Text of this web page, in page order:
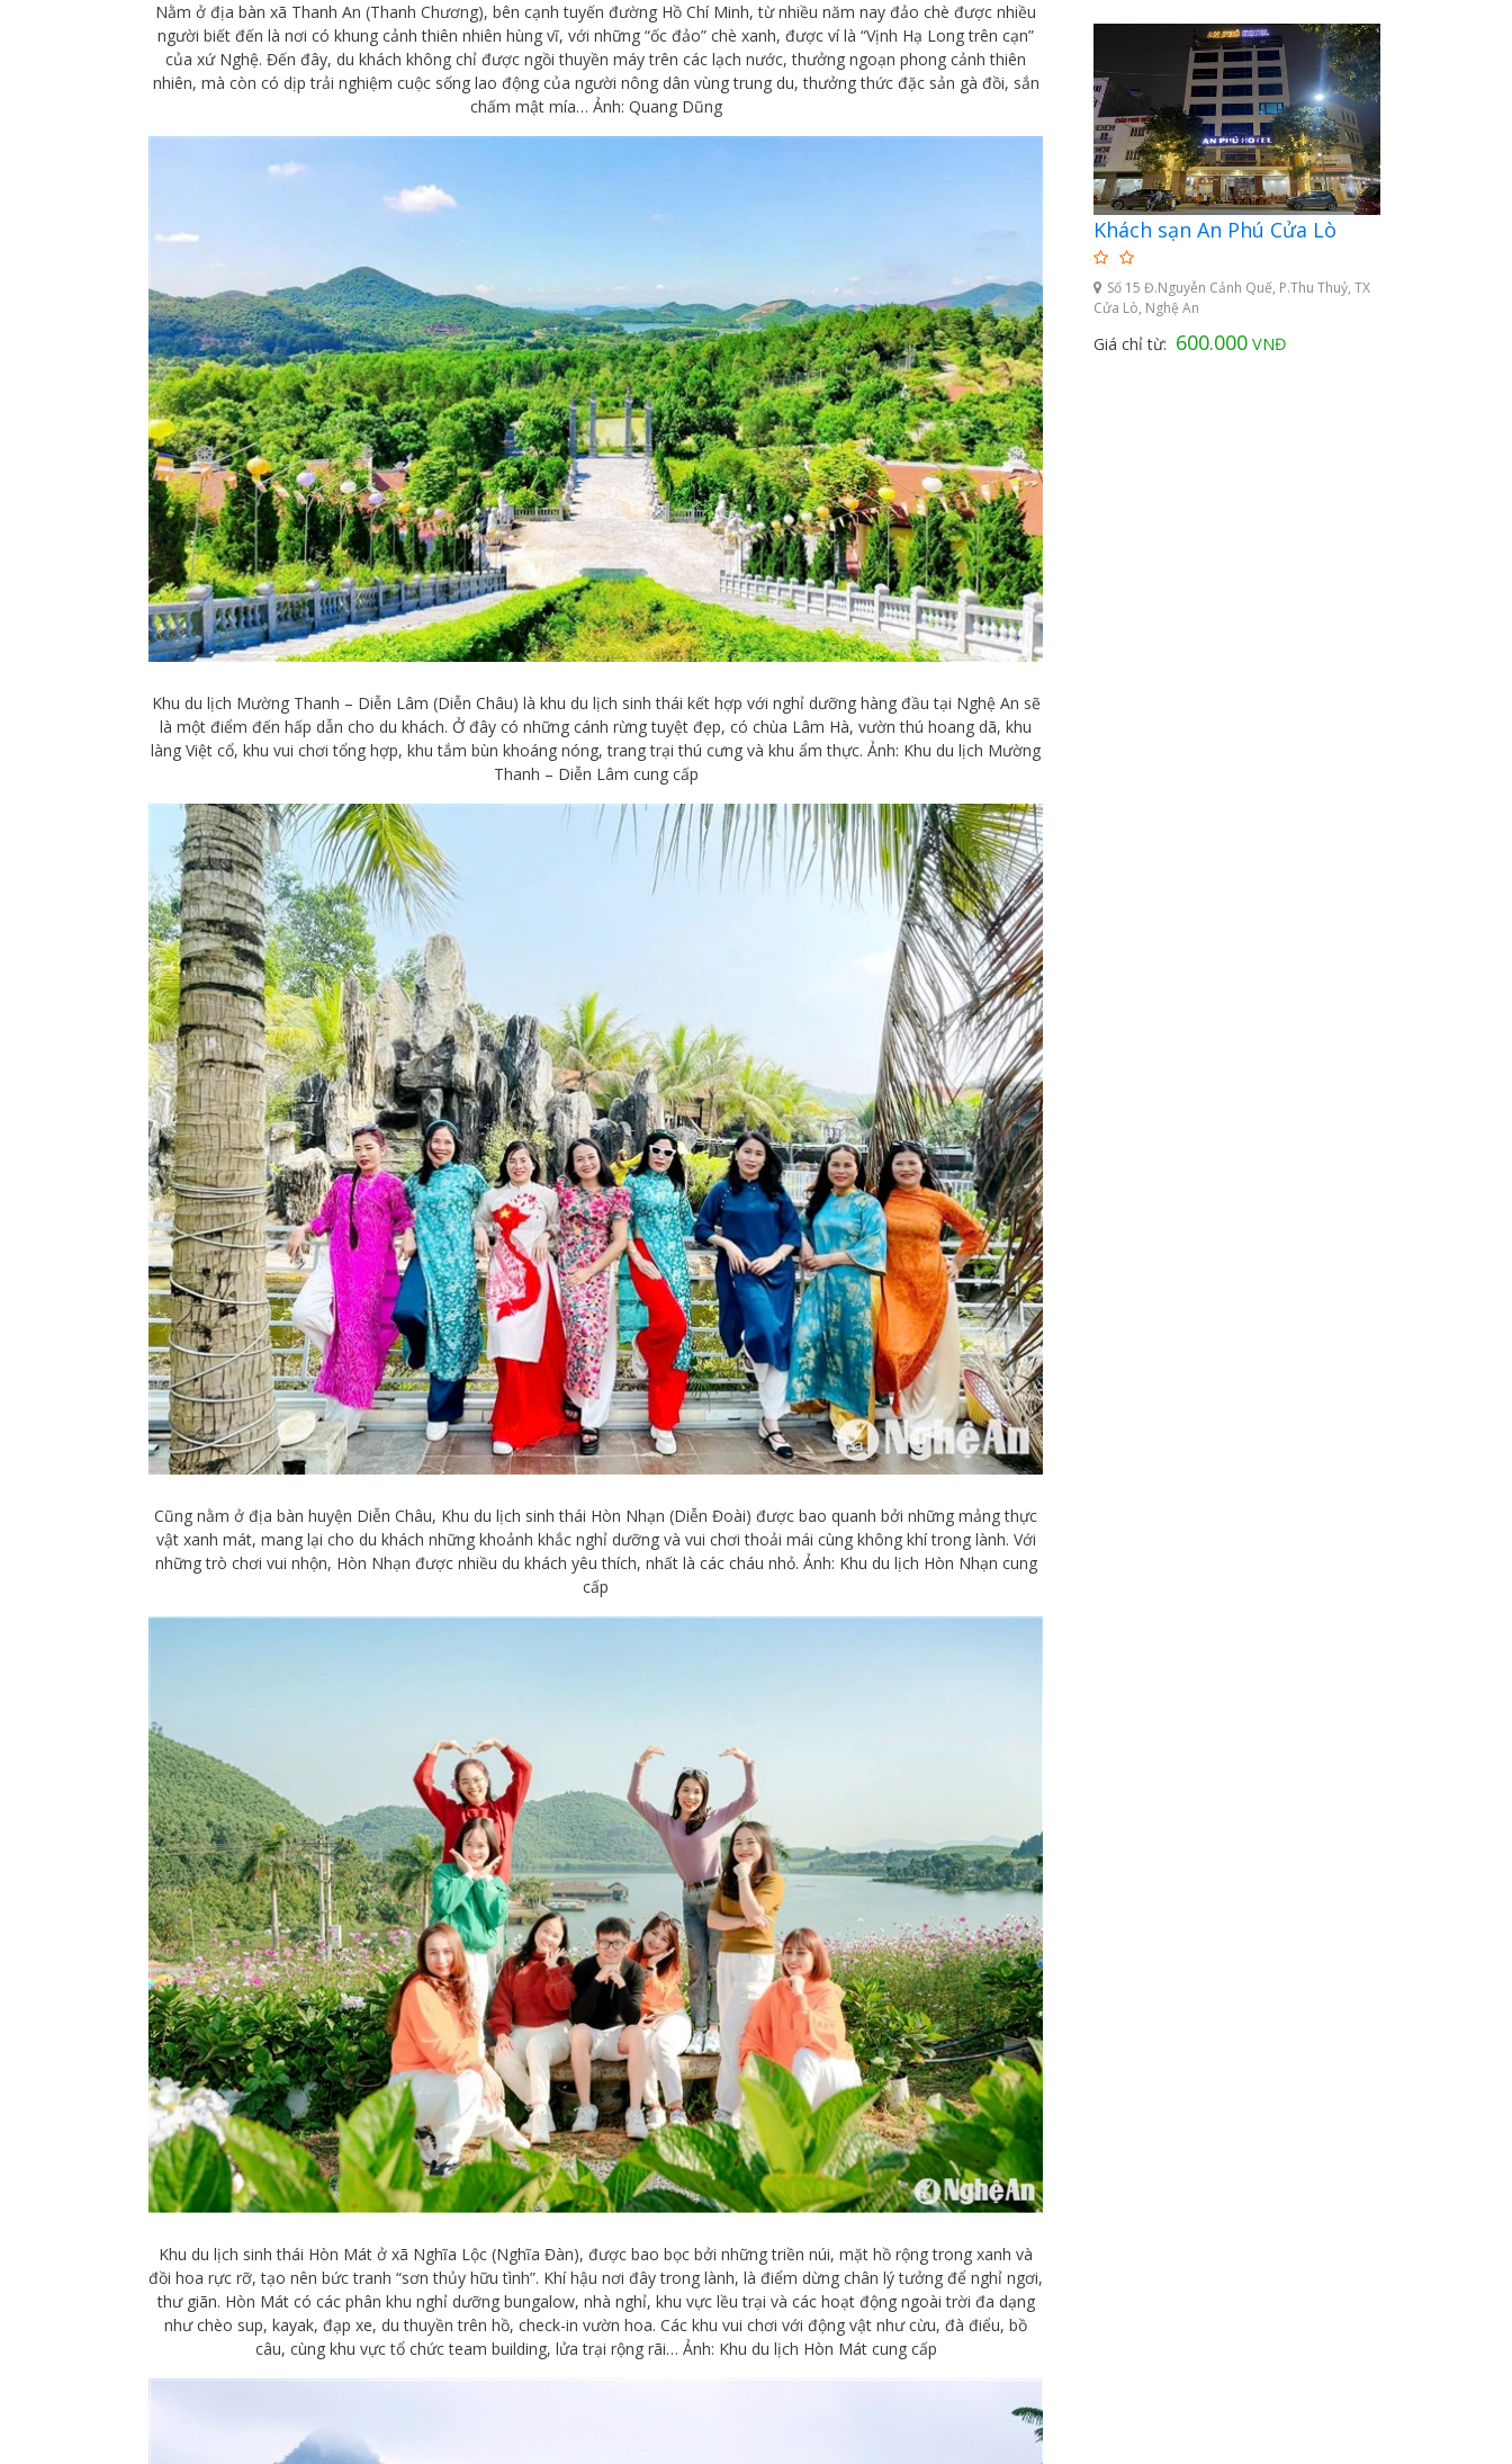
Nằm ở địa bàn xã Thanh An (Thanh Chương), bên cạnh tuyến đường Hồ Chí Minh, từ nhiều năm nay đảo chè được nhiều
người biết đến là nơi có khung cảnh thiên nhiên hùng vĩ, với những “ốc đảo” chè xanh, được ví là “Vịnh Hạ Long trên cạn”
của xứ Nghệ. Đến đây, du khách không chỉ được ngồi thuyền máy trên các lạch nước, thưởng ngoạn phong cảnh thiên
nhiên, mà còn có dịp trải nghiệm cuộc sống lao động của người nông dân vùng trung du, thưởng thức đặc sản gà đồi, sắn
chấm mật mía… Ảnh: Quang Dũng
Khu du lịch Mường Thanh – Diễn Lâm (Diễn Châu) là khu du lịch sinh thái kết hợp với nghỉ dưỡng hàng đầu tại Nghệ An sẽ
là một điểm đến hấp dẫn cho du khách. Ở đây có những cánh rừng tuyệt đẹp, có chùa Lâm Hà, vườn thú hoang dã, khu
làng Việt cổ, khu vui chơi tổng hợp, khu tắm bùn khoáng nóng, trang trại thú cưng và khu ẩm thực. Ảnh: Khu du lịch Mường
Thanh – Diễn Lâm cung cấp
Cũng nằm ở địa bàn huyện Diễn Châu, Khu du lịch sinh thái Hòn Nhạn (Diễn Đoài) được bao quanh bởi những mảng thực
vật xanh mát, mang lại cho du khách những khoảnh khắc nghỉ dưỡng và vui chơi thoải mái cùng không khí trong lành. Với
những trò chơi vui nhộn, Hòn Nhạn được nhiều du khách yêu thích, nhất là các cháu nhỏ. Ảnh: Khu du lịch Hòn Nhạn cung
cấp
Khu du lịch sinh thái Hòn Mát ở xã Nghĩa Lộc (Nghĩa Đàn), được bao bọc bởi những triền núi, mặt hồ rộng trong xanh và
đồi hoa rực rỡ, tạo nên bức tranh “sơn thủy hữu tình”. Khí hậu nơi đây trong lành, là điểm dừng chân lý tưởng để nghỉ ngơi,
thư giãn. Hòn Mát có các phân khu nghỉ dưỡng bungalow, nhà nghỉ, khu vực lều trại và các hoạt động ngoài trời đa dạng
như chèo sup, kayak, đạp xe, du thuyền trên hồ, check-in vườn hoa. Các khu vui chơi với động vật như cừu, đà điểu, bồ
câu, cùng khu vực tổ chức team building, lửa trại rộng rãi… Ảnh: Khu du lịch Hòn Mát cung cấp
Khách sạn An Phú Cửa Lò
Số 15 Đ.Nguyễn Cảnh Quế, P.Thu Thuỷ, TX
Cửa Lò, Nghệ An
Giá chỉ từ: 600.000 VNĐ